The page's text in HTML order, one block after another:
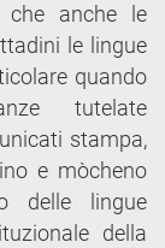
che anche le
le lingue
quando
tutelate
stampa,
e mòcheno
delle lingue
della